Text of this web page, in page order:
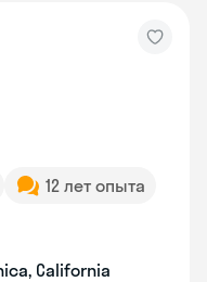
12 лет опыта
California